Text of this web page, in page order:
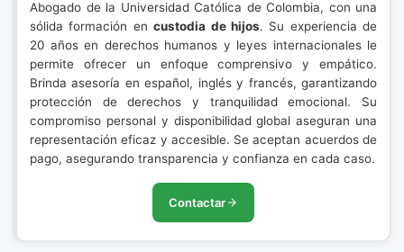
Abogado de la Universidad Católica de Colombia, con una
sólida formación encustodia de hijos. Su experiencia de
20 años en derechos humanos y leyes internacionales le
permite ofrecer un enfoque comprensivo y empático.
Brinda asesoría en español, inglés y francés, garantizando
protección de derechos y tranquilidad emocional. Su
compromiso personal y disponibilidad global aseguran una
representación eficaz y accesible. Se aceptan acuerdos de
pago, asegurando transparencia y confianza en cada caso.
Contactar